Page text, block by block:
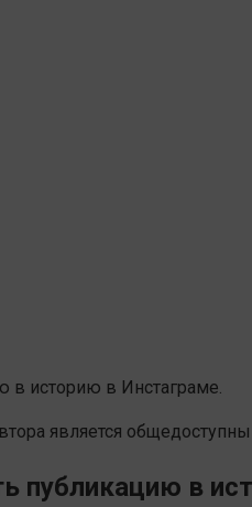
в историю в Инстаграме.
является
публикацию в